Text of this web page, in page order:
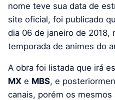
nome teve sua data de
site oficial, foi publicado
dia 06 de janeiro de 2018,
temporada de animes do
A obra foi listada que irá
MX e MBS, e
canais, porém os mesmos